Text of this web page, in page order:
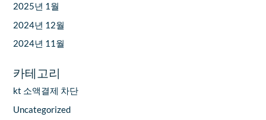
2025년 1월
2024년 12월
2024년 11월
카테고리
kt 소액결제 차단
Uncategorized